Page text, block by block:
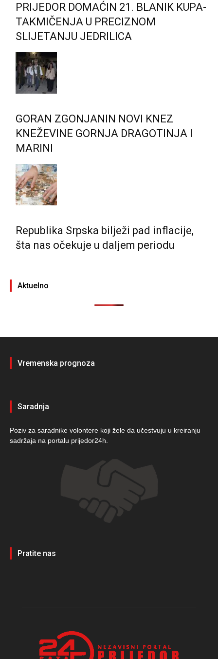
PRIJEDOR DOMAĆIN 21. BLANIK KUPA-
TAKMIČENJA U PRECIZNOM
SLIJETANJU JEDRILICA
GORAN ZGONJANIN NOVI KNEZ
KNEŽEVINE GORNJA DRAGOTINJA I
MARINI
Republika Srpska bilježi pad inflacije,
šta nas očekuje u daljem periodu
Aktuelno
Vremenska prognoza
Saradnja
Poziv za saradnike volontere koji žele da učestvuju u kreiranju
sadržaja na portalu prijedor24h.
Pratite nas